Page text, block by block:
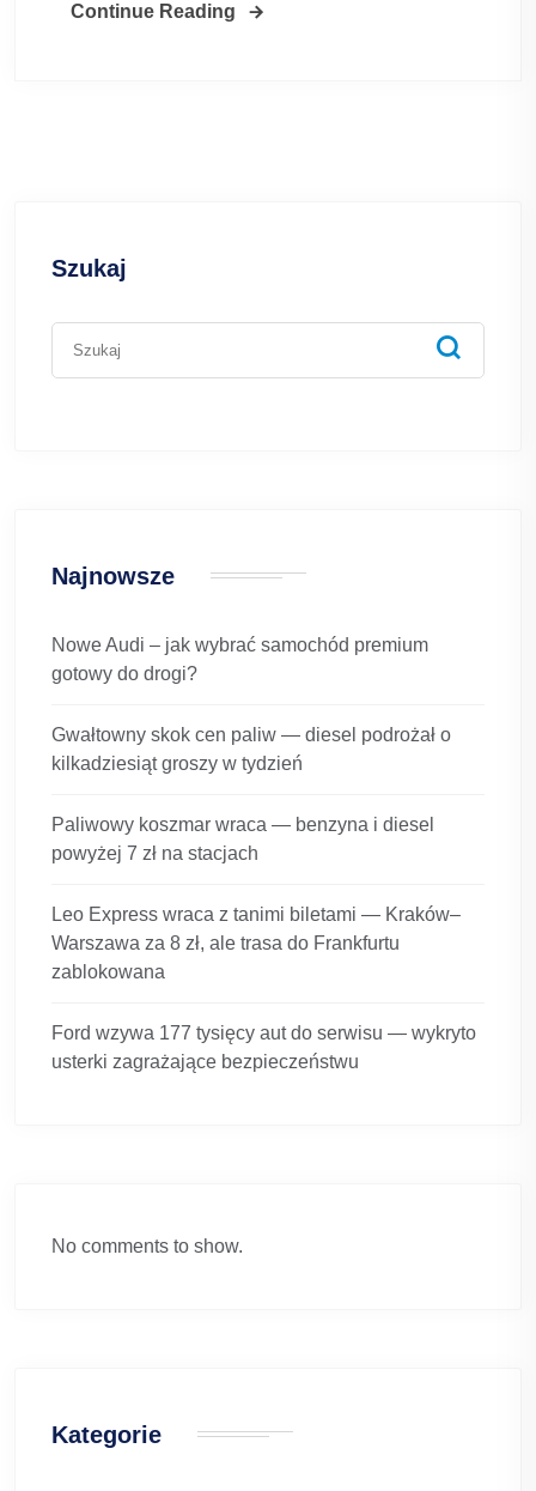
Continue Reading
Szukaj
Najnowsze
Nowe Audi – jak wybrać samochód premium
gotowy do drogi?
Gwałtowny skok cen paliw — diesel podrożał o
kilkadziesiąt groszy w tydzień
Paliwowy koszmar wraca — benzyna i diesel
powyżej 7 zł na stacjach
Leo Express wraca z tanimi biletami — Kraków–
Warszawa za 8 zł, ale trasa do Frankfurtu
zablokowana
Ford wzywa 177 tysięcy aut do serwisu — wykryto
usterki zagrażające bezpieczeństwu
No comments to show.
Kategorie